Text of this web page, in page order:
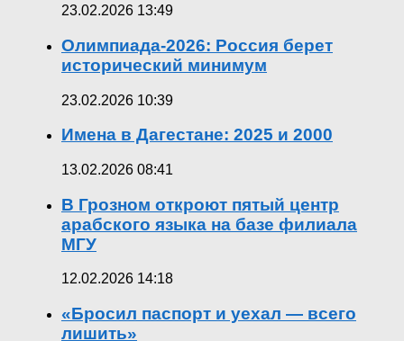
23.02.2026 13:49
Олимпиада-2026: Россия берет
исторический минимум
23.02.2026 10:39
Имена в Дагестане: 2025 и 2000
13.02.2026 08:41
В Грозном откроют пятый центр
арабского языка на базе филиала
МГУ
12.02.2026 14:18
«Бросил паспорт и уехал — всего
лишить»